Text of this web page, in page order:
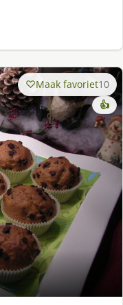
Maak favoriet10
👍